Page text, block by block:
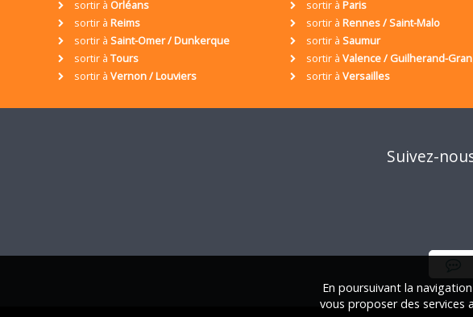
sortir à Orléans sortir à Paris
sortir à Reims sortir à Rennes / Saint-Malo
sortir à Saint-Omer / Dunkerque sortir à Saumur
sortir à Tours sortir à Valence / Guilherand-
sortir à Vernon / Louviers sortir à Versailles
Suivez-
En poursuivant la
vous proposer des services